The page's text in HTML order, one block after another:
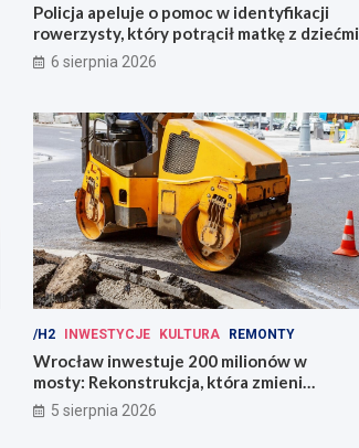
Policja apeluje o pomoc w identyfikacji
rowerzysty, który potrącił matkę z dziećmi
6 sierpnia 2026
/H2 INWESTYCJE KULTURA REMONTY
Wrocław inwestuje 200 milionów w
mosty: Rekonstrukcja, która zmieni
miasto!
5 sierpnia 2026